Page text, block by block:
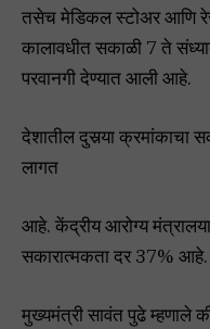
तसेच मेडिकल स्टोअर आणि
कालावधीत सकाळी 7 ते
परवानगी देण्यात आली आहे.
देशातील दुसर्‍या क्रमांकाचा
लागत
आहे. केंद्रीय आरोग्य
सकारात्मकता दर 37% आहे.
मुख्यमंत्री सावंत पुढे म्हणाले